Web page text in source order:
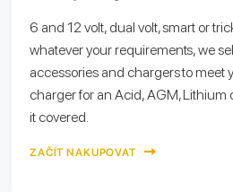
6 and 12 volt, dual volt, smart or
whatever your requirements, we
accessories and chargers to meet
charger for an Acid, AGM, Lithium
it covered.
ZAČÍT NAKUPOVAT